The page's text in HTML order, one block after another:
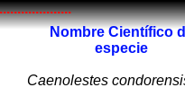
Nombre Científico
especie
Caenolestes